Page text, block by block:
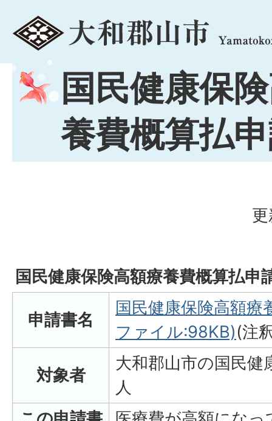
menu
国民健康保
養費概算払
国民健康保険高額療養費概算払申
申請書名
国民健康保険高額療
ファイル:98KB)(注
対象者
大和郡山市の国民
人